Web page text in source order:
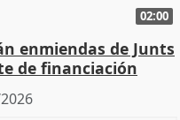
02:00
enmiendas de Junts
de financiación